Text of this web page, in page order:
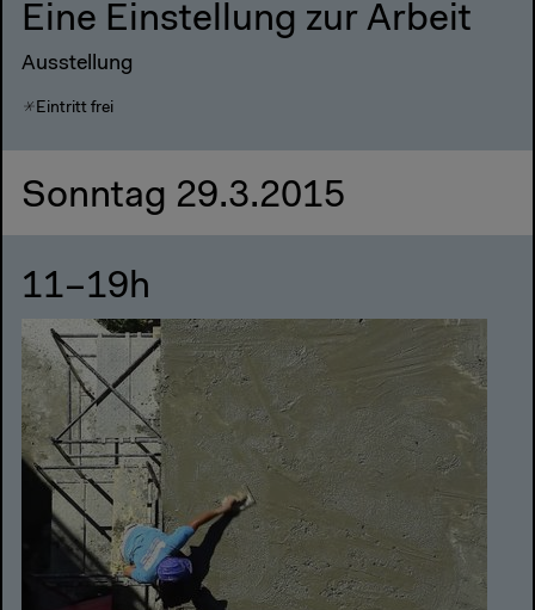
Eine Einstellung zur Arbeit
Ausstellung
Eintritt frei
Sonntag 29.3.2015
11–19h